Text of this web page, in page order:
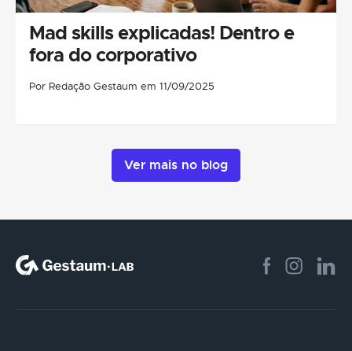
Mad skills explicadas! Dentro e
fora do corporativo
Por Redação Gestaum em 11/09/2025
Ver mais no blog